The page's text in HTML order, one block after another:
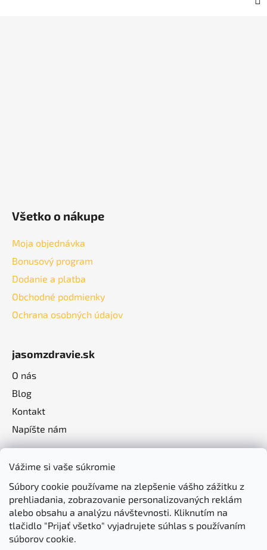
Vážime si vaše súkromie
Súbory cookie používame na zlepšenie vášho zážitku z
prehliadania, zobrazovanie personalizovaných reklám
alebo obsahu a analýzu návštevnosti. Kliknutím na
tlačidlo "Prijať všetko" vyjadrujete súhlas s používaním
súborov cookie.
Všetko o nákupe
Moja objednávka
Bonusový program
Dodanie a platba
Obchodné podmienky
Ochrana osobných údajov
jasomzdravie.sk
O nás
Blog
Kontakt
Napíšte nám